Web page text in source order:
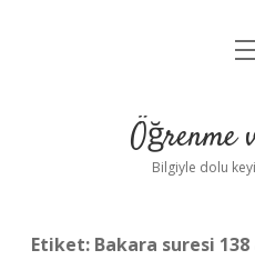
Yasal
Öğrenme
Bilgiyle dolu
Etiket: Bakara suresi